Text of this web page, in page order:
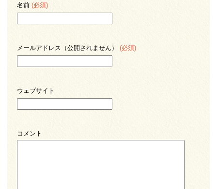
名前 (必須)
メールアドレス（公開されません） (必須)
ウェブサイト
コメント